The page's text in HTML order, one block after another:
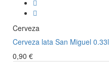
Cerveza
Cerveza lata San Miguel 0.33l
0,90 €